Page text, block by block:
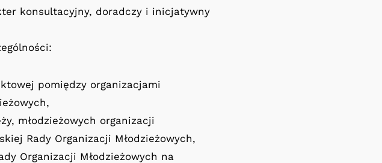
konsultacyjny, doradczy i inicjatywny
pomiędzy organizacjami
młodzieżowych organizacji
Rady Organizacji Młodzieżowych,
Organizacji Młodzieżowych na